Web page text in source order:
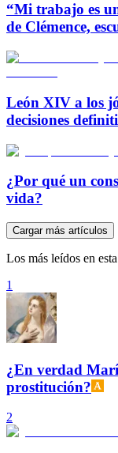
“Mi trabajo es
de Clémence,
León XIV a los
decisiones
¿Por qué un
vida?
Cargar más artículos
Los más leídos en
1
¿En verdad
prostitución?
2